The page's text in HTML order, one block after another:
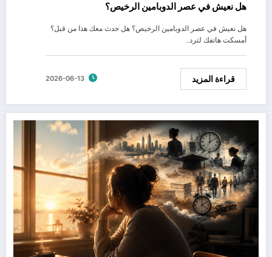
هل نعيش في عصر الدوبامين الرخيص؟
هل نعيش في عصر الدوبامين الرخيص؟ هل حدث معك هذا من قبل؟
أمسكت هاتفك لترد…
قراءة المزيد 2026-06-13